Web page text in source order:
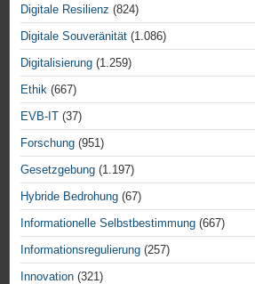
Digitale Resilienz (824)
Digitale Souveränität (1.086)
Digitalisierung (1.259)
Ethik (667)
EVB-IT (37)
Forschung (951)
Gesetzgebung (1.197)
Hybride Bedrohung (67)
Informationelle Selbstbestimmung (667)
Informationsregulierung (257)
Innovation (321)